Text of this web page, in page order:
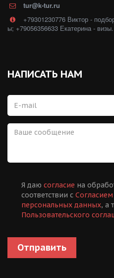
tur@k-tur.ru
+79301230776 Виктор -
ы; +79056356633 Екатерина - визы.
НАПИСАТЬ НАМ
Я даю согласие на
соответствии с Согласием
персональных данных, а
Пользовательского
Отправить